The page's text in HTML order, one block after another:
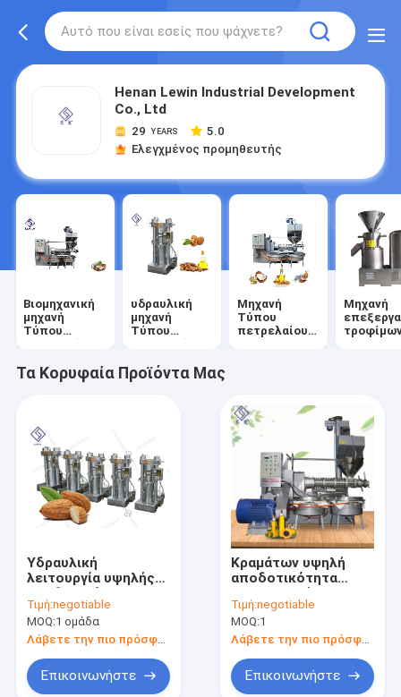
Henan Lewin Industrial Development
Co., Ltd
29 YEARS
5.0
Ελεγχμένος προμηθευτής
Βιομηχανική
μηχανή
Τύπου
υδραυλική
μηχανή
Τύπου
Μηχανή
Τύπου
πετρελαίου
Μηχανή
Τα Κορυφαία Προϊόντα Μας
Υδραυλική
λειτουργία υψηλής
μηχανών Τύπου
πετρελαίου
εξαγωγής
γαρίφαλων εύκολη
Τιμή:negotiable
MOQ:1 ομάδα
Λάβετε την πιο πρόσφατη τιμή
Επικοινωνήστε
Κραμάτων υψηλή
αποδοτικότητα
επεξεργασίας
καρύδων Presser
βιδών κρύα
Τιμή:negotiable
MOQ:1
Επικοινωνήστε